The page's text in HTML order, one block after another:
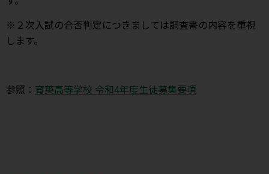
※２次入試の合否判定につきましては調査書の内容を重視
します。
参照： 育英高等学校 令和4年度生徒募集要項